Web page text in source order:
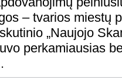
– tvarios miestų
„Naujojo
perkamiausias